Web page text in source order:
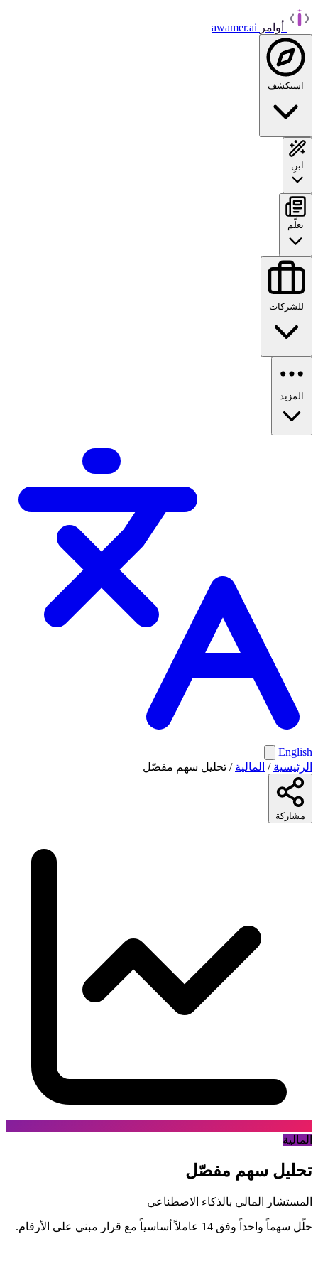
أوامر awamer.ai
استكشف
ابنِ
تعلّم
للشركات
المزيد
English
الرئيسية / المالية / تحليل سهم مفصّل
مشاركة
المالية
تحليل سهم مفصّل
المستشار المالي بالذكاء الاصطناعي
حلّل سهماً واحداً وفق 14 عاملاً أساسياً مع قرار مبني على الأرقام.